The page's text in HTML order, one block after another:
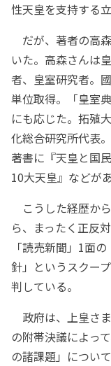
性天皇を支持する
だが、著者の高
いた。高森さんは
者、皇室研究者。
単位取得。「皇室
にも応じた。拓殖
化総合研究所代表
著書に『天皇と国
10大天皇』などがあ
こうした経歴か
ら、まったく正反
「読売新聞」1面
針」というスクー
判している。
政府は、上皇さ
の附帯決議によっ
の諸課題」につい